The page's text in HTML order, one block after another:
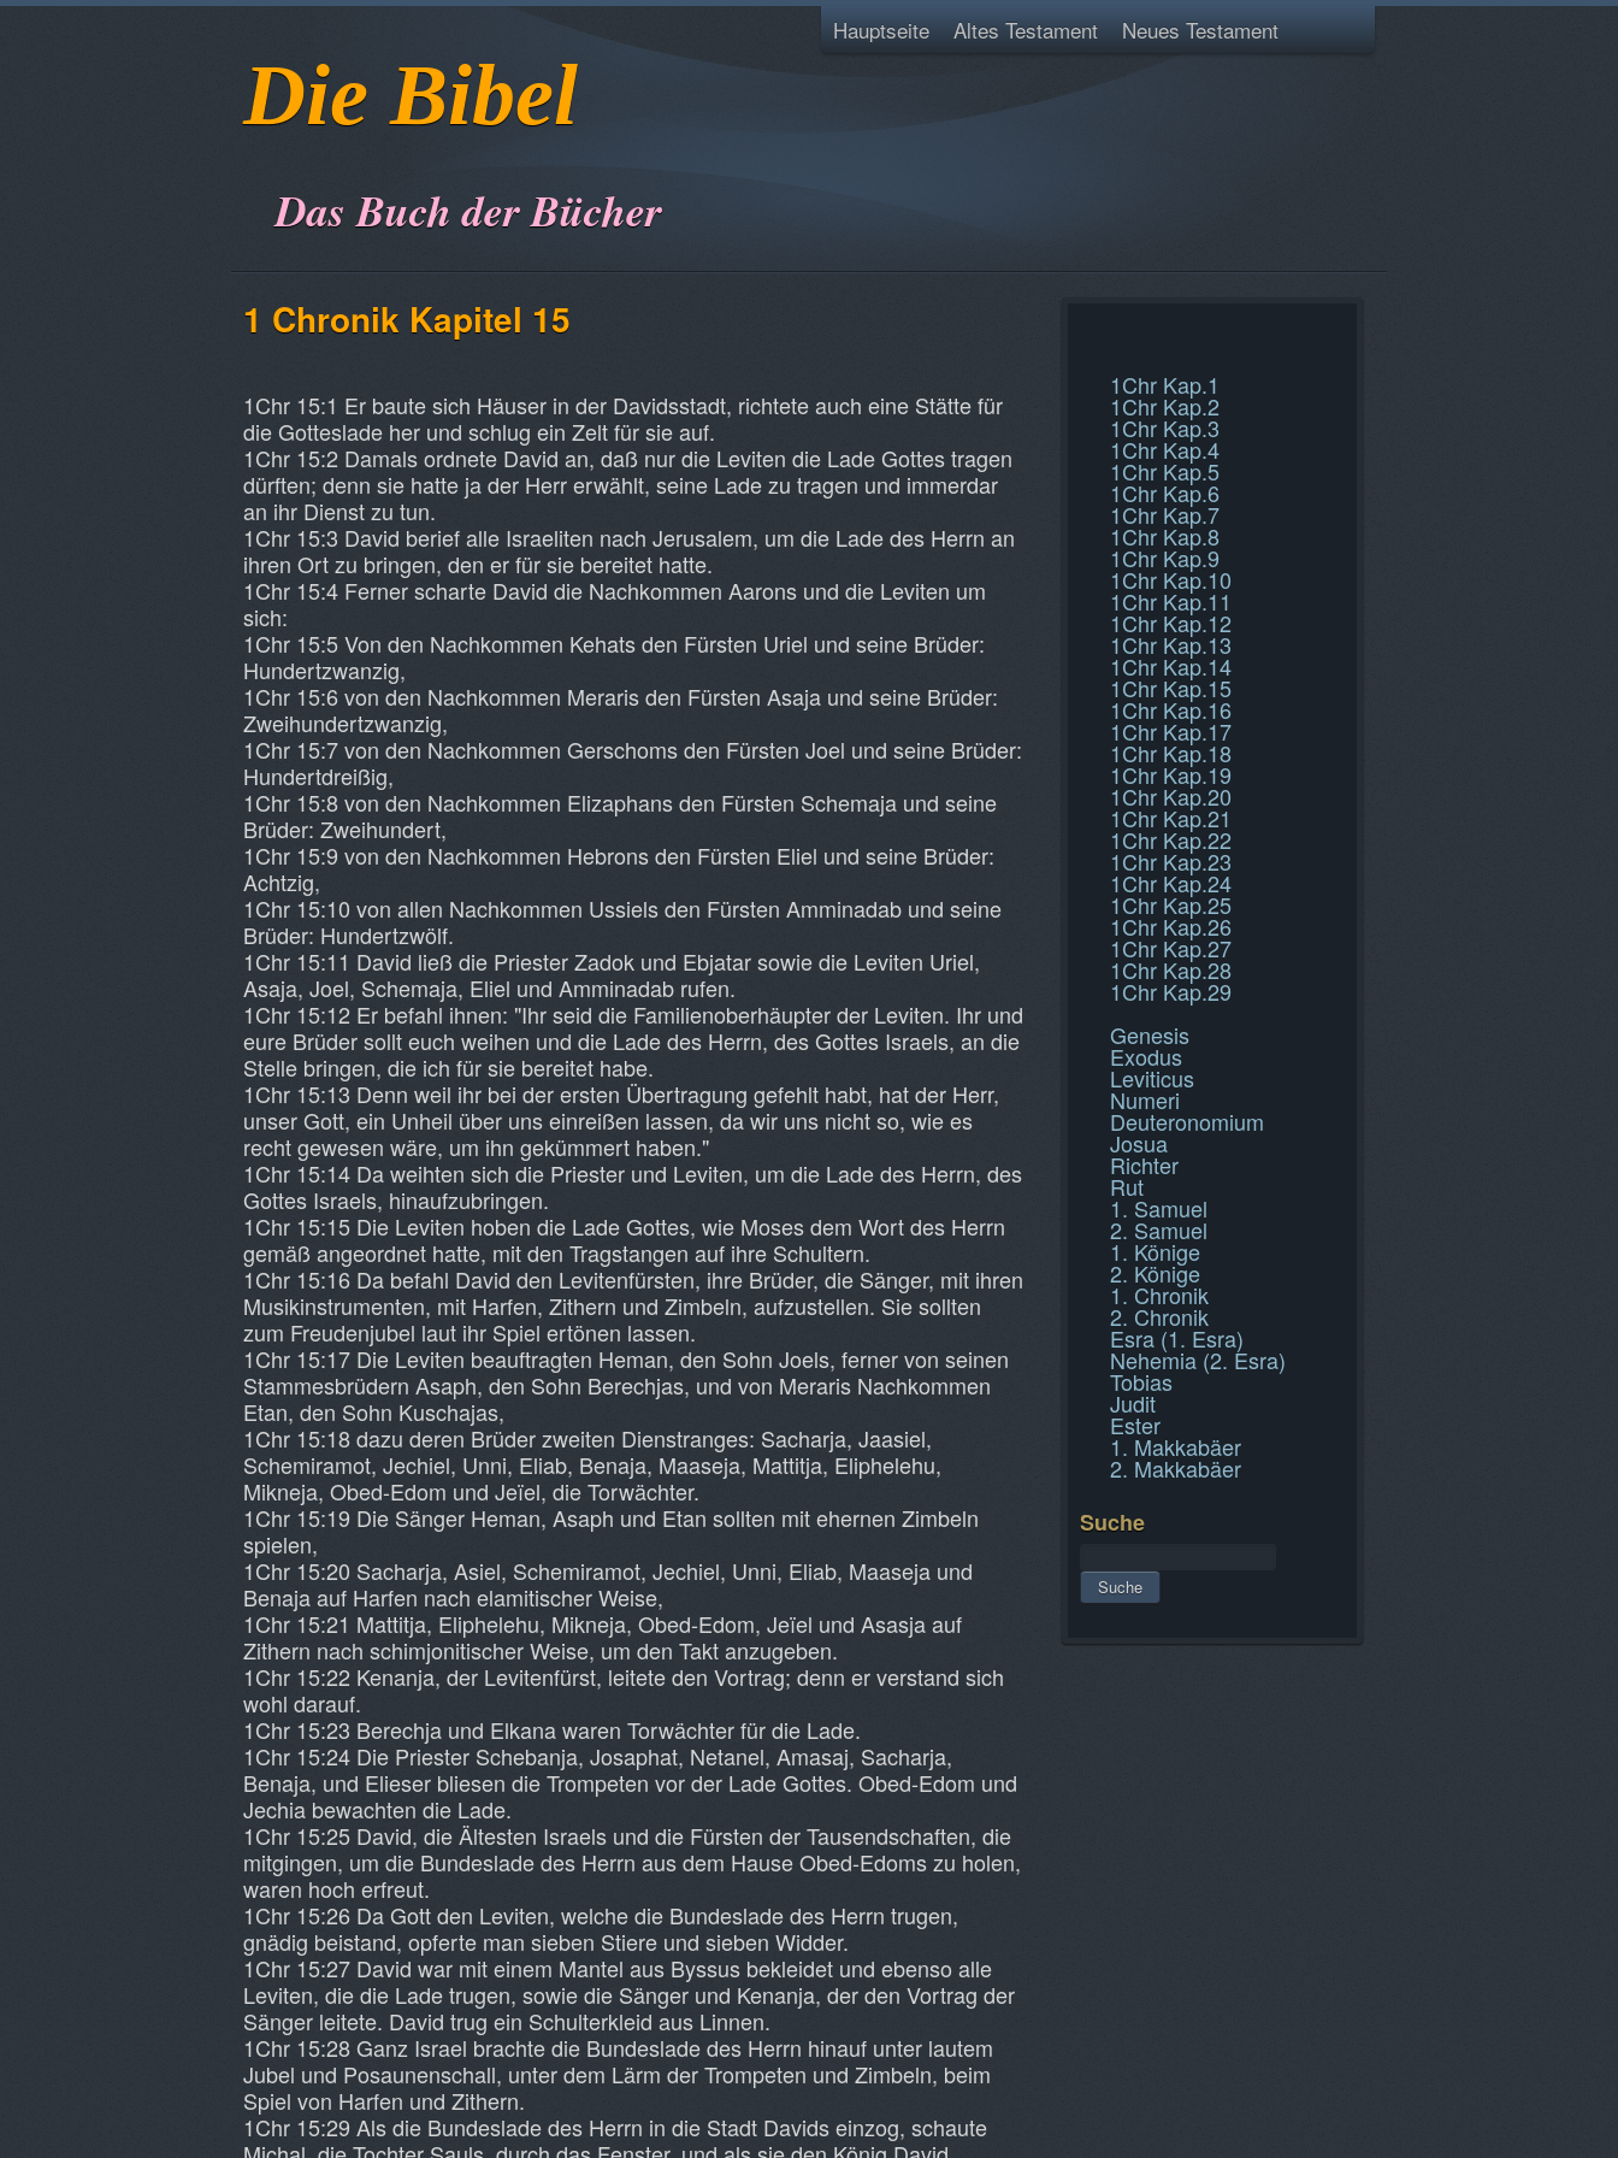
Die Bibel
Das Buch der Bücher
Hauptseite Altes Testament Neues Testament
1 Chronik Kapitel 15
1Chr 15:1 Er baute sich Häuser in der Davidsstadt, richtete auch eine Stätte für
die Gotteslade her und schlug ein Zelt für sie auf.
1Chr 15:2 Damals ordnete David an, daß nur die Leviten die Lade Gottes tragen
dürften; denn sie hatte ja der Herr erwählt, seine Lade zu tragen und immerdar
an ihr Dienst zu tun.
1Chr 15:3 David berief alle Israeliten nach Jerusalem, um die Lade des Herrn an
ihren Ort zu bringen, den er für sie bereitet hatte.
1Chr 15:4 Ferner scharte David die Nachkommen Aarons und die Leviten um
sich:
1Chr 15:5 Von den Nachkommen Kehats den Fürsten Uriel und seine Brüder:
Hundertzwanzig,
1Chr 15:6 von den Nachkommen Meraris den Fürsten Asaja und seine Brüder:
Zweihundertzwanzig,
1Chr 15:7 von den Nachkommen Gerschoms den Fürsten Joel und seine Brüder:
Hundertdreißig,
1Chr 15:8 von den Nachkommen Elizaphans den Fürsten Schemaja und seine
Brüder: Zweihundert,
1Chr 15:9 von den Nachkommen Hebrons den Fürsten Eliel und seine Brüder:
Achtzig,
1Chr 15:10 von allen Nachkommen Ussiels den Fürsten Amminadab und seine
Brüder: Hundertzwölf.
1Chr 15:11 David ließ die Priester Zadok und Ebjatar sowie die Leviten Uriel,
Asaja, Joel, Schemaja, Eliel und Amminadab rufen.
1Chr 15:12 Er befahl ihnen: "Ihr seid die Familienoberhäupter der Leviten. Ihr und
eure Brüder sollt euch weihen und die Lade des Herrn, des Gottes Israels, an die
Stelle bringen, die ich für sie bereitet habe.
1Chr 15:13 Denn weil ihr bei der ersten Übertragung gefehlt habt, hat der Herr,
unser Gott, ein Unheil über uns einreißen lassen, da wir uns nicht so, wie es
recht gewesen wäre, um ihn gekümmert haben."
1Chr 15:14 Da weihten sich die Priester und Leviten, um die Lade des Herrn, des
Gottes Israels, hinaufzubringen.
1Chr 15:15 Die Leviten hoben die Lade Gottes, wie Moses dem Wort des Herrn
gemäß angeordnet hatte, mit den Tragstangen auf ihre Schultern.
1Chr 15:16 Da befahl David den Levitenfürsten, ihre Brüder, die Sänger, mit ihren
Musikinstrumenten, mit Harfen, Zithern und Zimbeln, aufzustellen. Sie sollten
zum Freudenjubel laut ihr Spiel ertönen lassen.
1Chr 15:17 Die Leviten beauftragten Heman, den Sohn Joels, ferner von seinen
Stammesbrüdern Asaph, den Sohn Berechjas, und von Meraris Nachkommen
Etan, den Sohn Kuschajas,
1Chr 15:18 dazu deren Brüder zweiten Dienstranges: Sacharja, Jaasiel,
Schemiramot, Jechiel, Unni, Eliab, Benaja, Maaseja, Mattitja, Eliphelehu,
Mikneja, Obed-Edom und Jeïel, die Torwächter.
1Chr 15:19 Die Sänger Heman, Asaph und Etan sollten mit ehernen Zimbeln
spielen,
1Chr 15:20 Sacharja, Asiel, Schemiramot, Jechiel, Unni, Eliab, Maaseja und
Benaja auf Harfen nach elamitischer Weise,
1Chr 15:21 Mattitja, Eliphelehu, Mikneja, Obed-Edom, Jeïel und Asasja auf
Zithern nach schimjonitischer Weise, um den Takt anzugeben.
1Chr 15:22 Kenanja, der Levitenfürst, leitete den Vortrag; denn er verstand sich
wohl darauf.
1Chr 15:23 Berechja und Elkana waren Torwächter für die Lade.
1Chr 15:24 Die Priester Schebanja, Josaphat, Netanel, Amasaj, Sacharja,
Benaja, und Elieser bliesen die Trompeten vor der Lade Gottes. Obed-Edom und
Jechia bewachten die Lade.
1Chr 15:25 David, die Ältesten Israels und die Fürsten der Tausendschaften, die
mitgingen, um die Bundeslade des Herrn aus dem Hause Obed-Edoms zu holen,
waren hoch erfreut.
1Chr 15:26 Da Gott den Leviten, welche die Bundeslade des Herrn trugen,
gnädig beistand, opferte man sieben Stiere und sieben Widder.
1Chr 15:27 David war mit einem Mantel aus Byssus bekleidet und ebenso alle
Leviten, die die Lade trugen, sowie die Sänger und Kenanja, der den Vortrag der
Sänger leitete. David trug ein Schulterkleid aus Linnen.
1Chr 15:28 Ganz Israel brachte die Bundeslade des Herrn hinauf unter lautem
Jubel und Posaunenschall, unter dem Lärm der Trompeten und Zimbeln, beim
Spiel von Harfen und Zithern.
1Chr 15:29 Als die Bundeslade des Herrn in die Stadt Davids einzog, schaute
1Chr Kap.1
1Chr Kap.2
1Chr Kap.3
1Chr Kap.4
1Chr Kap.5
1Chr Kap.6
1Chr Kap.7
1Chr Kap.8
1Chr Kap.9
1Chr Kap.10
1Chr Kap.11
1Chr Kap.12
1Chr Kap.13
1Chr Kap.14
1Chr Kap.15
1Chr Kap.16
1Chr Kap.17
1Chr Kap.18
1Chr Kap.19
1Chr Kap.20
1Chr Kap.21
1Chr Kap.22
1Chr Kap.23
1Chr Kap.24
1Chr Kap.25
1Chr Kap.26
1Chr Kap.27
1Chr Kap.28
1Chr Kap.29
Genesis
Exodus
Leviticus
Numeri
Deuteronomium
Josua
Richter
Rut
1. Samuel
2. Samuel
1. Könige
2. Könige
1. Chronik
2. Chronik
Esra (1. Esra)
Nehemia (2. Esra)
Tobias
Judit
Ester
1. Makkabäer
2. Makkabäer
Suche